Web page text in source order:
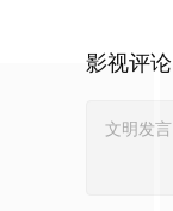
影视评论